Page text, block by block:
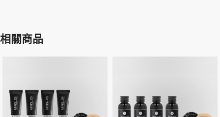
相關商品